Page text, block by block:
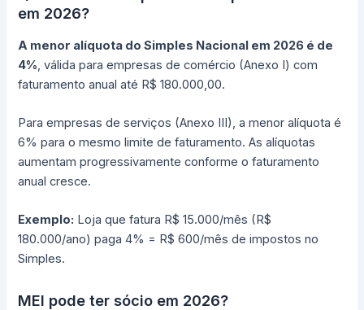
em 2026?
A menor alíquota do Simples Nacional em 2026 é de
4%, válida para empresas de comércio (Anexo I) com
faturamento anual até R$ 180.000,00.
Para empresas de serviços (Anexo III), a menor alíquota é
6% para o mesmo limite de faturamento. As alíquotas
aumentam progressivamente conforme o faturamento
anual cresce.
Exemplo: Loja que fatura R$ 15.000/mês (R$
180.000/ano) paga 4% = R$ 600/mês de impostos no
Simples.
MEI pode ter sócio em 2026?